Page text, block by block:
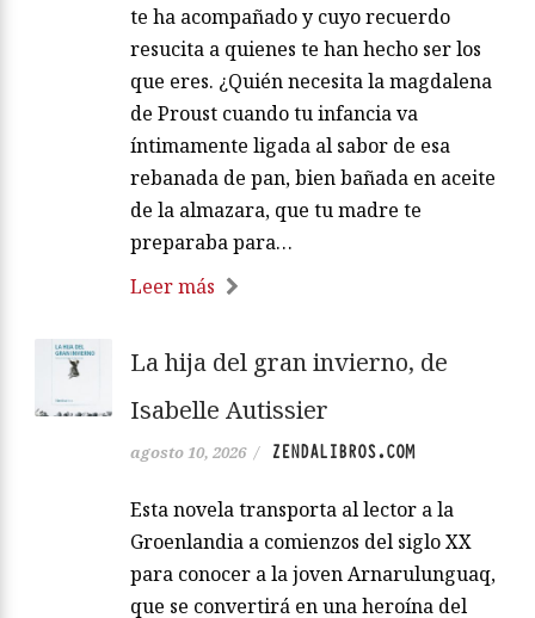
te ha acompañado y cuyo recuerdo
resucita a quienes te han hecho ser los
que eres. ¿Quién necesita la magdalena
de Proust cuando tu infancia va
íntimamente ligada al sabor de esa
rebanada de pan, bien bañada en aceite
de la almazara, que tu madre te
preparaba para…
Leer más
La hija del gran invierno, de
Isabelle Autissier
agosto 10, 2026 / ZENDALIBROS.COM
Esta novela transporta al lector a la
Groenlandia a comienzos del siglo XX
para conocer a la joven Arnarulunguaq,
que se convertirá en una heroína del